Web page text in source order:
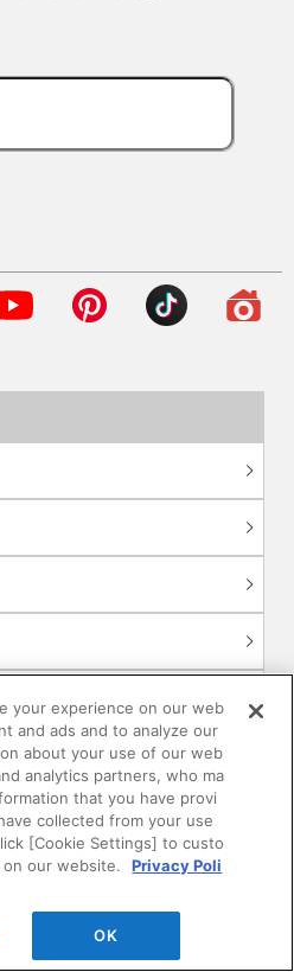
your experience on our web
and ads and to analyze our
about your use of our web
analytics partners, who ma
that you have provi
collected from your use
[Cookie Settings] to custo
our website.
Privacy Poli
OK